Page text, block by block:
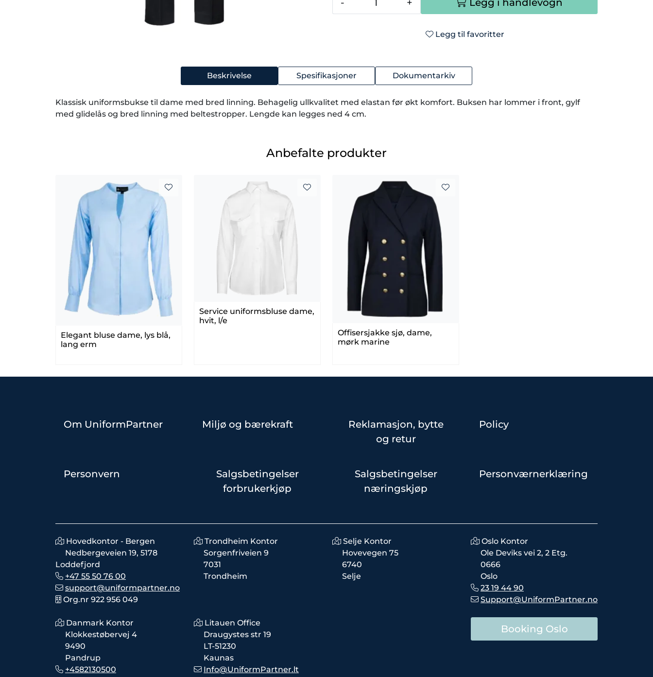
Legg til favoritter
Beskrivelse Spesifikasjoner Dokumentarkiv
Klassisk uniformsbukse til dame med bred linning. Behagelig ullkvalitet med elastan før økt komfort. Buksen har lommer i front, gylf
med glidelås og bred linning med beltestropper. Lengde kan legges ned 4 cm.
Anbefalte produkter
Elegant bluse dame, lys blå,
lang erm
Service uniformsbluse dame,
hvit, l/e
Offisersjakke sjø, dame,
mørk marine
Om UniformPartner Miljø og bærekraft
Reklamasjon, bytte
og retur
Policy
Personvern
Salgsbetingelser
forbrukerkjøp
Salgsbetingelser
næringskjøp
Personværnerklæring
Hovedkontor - Bergen
Nedbergeveien 19, 5178
Loddefjord
+47 55 50 76 00
support@uniformpartner.no
Org.nr 922 956 049
Trondheim Kontor
Sorgenfriveien 9
7031
Trondheim
Selje Kontor
Hovevegen 75
6740
Selje
Oslo Kontor
Ole Deviks vei 2, 2 Etg.
0666
Oslo
23 19 44 90
Support@UniformPartner.no
Danmark Kontor
Klokkestøbervej 4
9490
Pandrup
+4582130500
Litauen Office
Draugystes str 19
LT-51230
Kaunas
Info@UniformPartner.lt
Booking Oslo